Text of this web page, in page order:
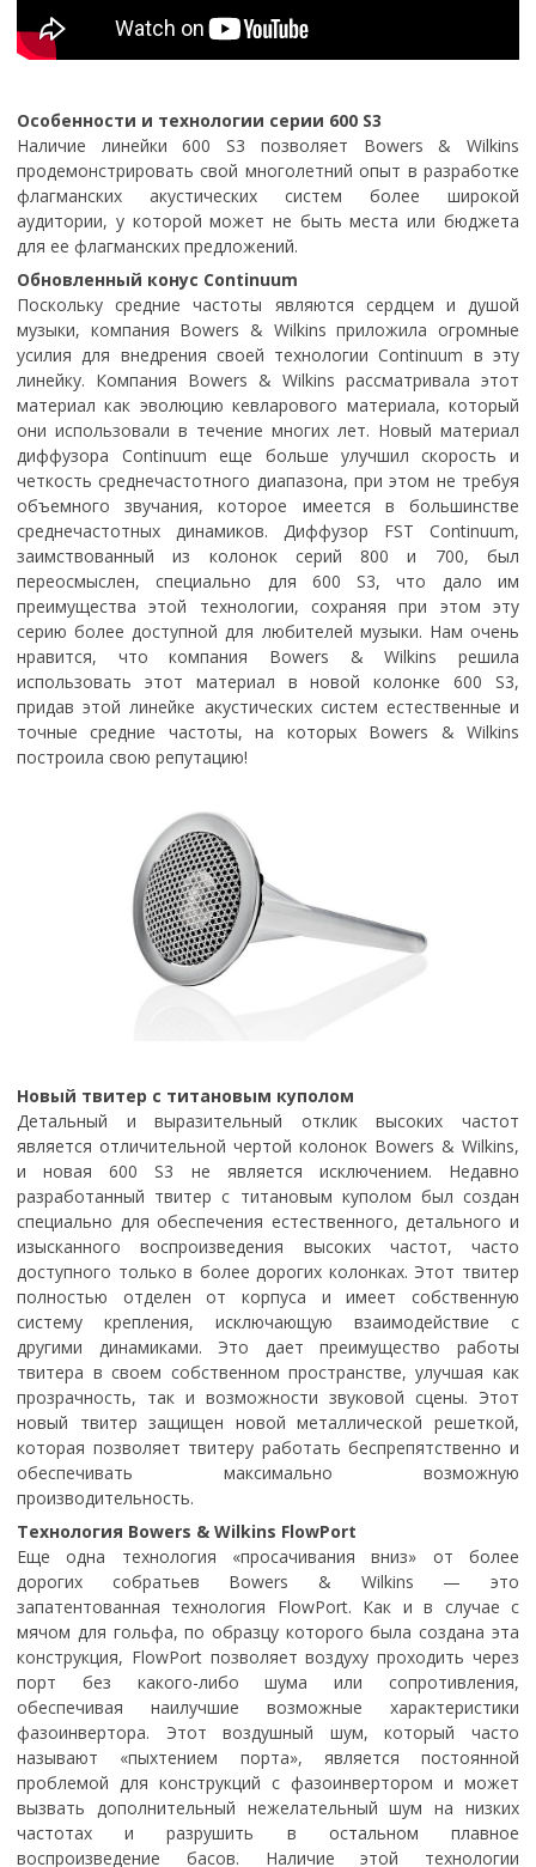
Особенности и технологии серии 600 S3
Наличие линейки 600 S3 позволяет Bowers & Wilkins
продемонстрировать свой многолетний опыт в разработке
флагманских акустических систем более широкой
аудитории, у которой может не быть места или бюджета
для ее флагманских предложений.
Обновленный конус Continuum
Поскольку средние частоты являются сердцем и душой
музыки, компания Bowers & Wilkins приложила огромные
усилия для внедрения своей технологии Continuum в эту
линейку. Компания Bowers & Wilkins рассматривала этот
материал как эволюцию кевларового материала, который
они использовали в течение многих лет. Новый материал
диффузора Continuum еще больше улучшил скорость и
четкость среднечастотного диапазона, при этом не требуя
объемного звучания, которое имеется в большинстве
среднечастотных динамиков. Диффузор FST Continuum,
заимствованный из колонок серий 800 и 700, был
переосмыслен, специально для 600 S3, что дало им
преимущества этой технологии, сохраняя при этом эту
серию более доступной для любителей музыки. Нам очень
нравится, что компания Bowers & Wilkins решила
использовать этот материал в новой колонке 600 S3,
придав этой линейке акустических систем естественные и
точные средние частоты, на которых Bowers & Wilkins
построила свою репутацию!
Новый твитер с титановым куполом
Детальный и выразительный отклик высоких частот
является отличительной чертой колонок Bowers & Wilkins,
и новая 600 S3 не является исключением. Недавно
разработанный твитер с титановым куполом был создан
специально для обеспечения естественного, детального и
изысканного воспроизведения высоких частот, часто
доступного только в более дорогих колонках. Этот твитер
полностью отделен от корпуса и имеет собственную
систему крепления, исключающую взаимодействие с
другими динамиками. Это дает преимущество работы
твитера в своем собственном пространстве, улучшая как
прозрачность, так и возможности звуковой сцены. Этот
новый твитер защищен новой металлической решеткой,
которая позволяет твитеру работать беспрепятственно и
обеспечивать максимально возможную
производительность.
Технология Bowers & Wilkins FlowPort
Еще одна технология «просачивания вниз» от более
дорогих собратьев Bowers & Wilkins — это
запатентованная технология FlowPort. Как и в случае с
мячом для гольфа, по образцу которого была создана эта
конструкция, FlowPort позволяет воздуху проходить через
порт без какого-либо шума или сопротивления,
обеспечивая наилучшие возможные характеристики
фазоинвертора. Этот воздушный шум, который часто
называют «пыхтением порта», является постоянной
проблемой для конструкций с фазоинвертором и может
вызвать дополнительный нежелательный шум на низких
частотах и ​​разрушить в остальном плавное
воспроизведение басов. Наличие этой технологии